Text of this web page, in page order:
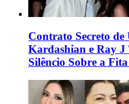
Contrato Secreto
Kardashian e Ray
Silêncio Sobre a